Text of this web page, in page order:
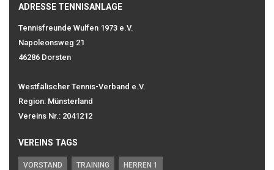
ADRESSE TENNISANLAGE
Tennisfreunde Wulfen 1973 e.V.
Napoleonsweg 21
46286 Dorsten
Westfälischer Tennis-Verband e.V.
Region: Münsterland
Vereins Nr.: 2041212
VEREINS TAGS
VORSTAND TRAINING HERREN 1